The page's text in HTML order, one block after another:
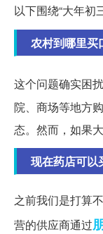
以下围绕“大年初
农村到哪里买
这个问题确实困
院、商场等地方
态。然而，如果
现在药店可以
之前我们是打算
营的供应商通过